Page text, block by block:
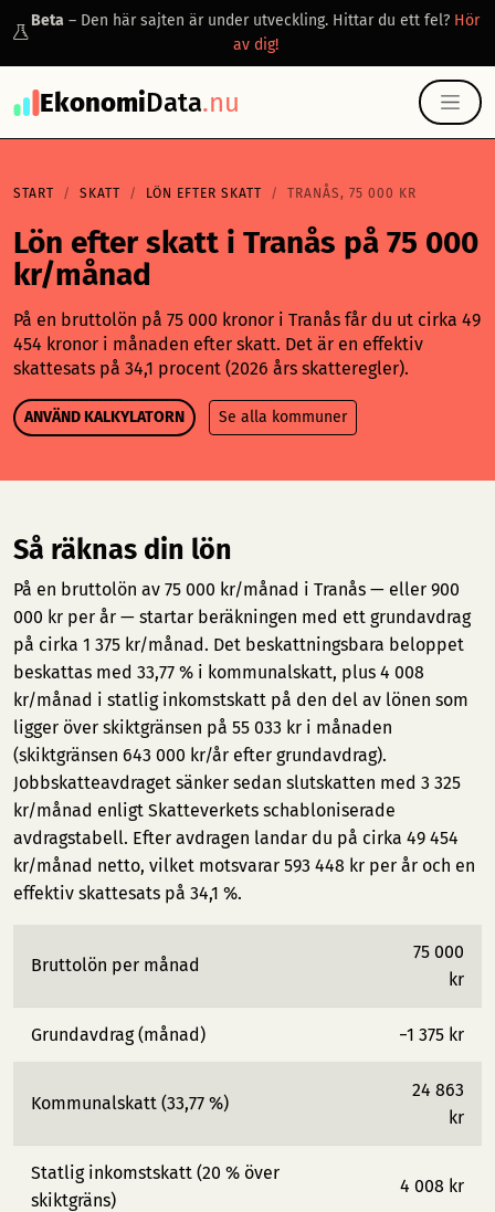
Beta – Den här sajten är under utveckling. Hittar du ett fel? Hör
av dig!
EkonomiData.nu
START SKATT LÖN EFTER SKATT TRANÅS, 75 000 KR
Lön efter skatt i Tranås på 75 000
kr/månad
På en bruttolön på 75 000 kronor i Tranås får du ut cirka 49
454 kronor i månaden efter skatt. Det är en effektiv
skattesats på 34,1 procent (2026 års skatteregler).
ANVÄND KALKYLATORN Se alla kommuner
Så räknas din lön
På en bruttolön av 75 000 kr/månad i Tranås — eller 900
000 kr per år — startar beräkningen med ett grundavdrag
på cirka 1 375 kr/månad. Det beskattningsbara beloppet
beskattas med 33,77 % i kommunalskatt, plus 4 008
kr/månad i statlig inkomstskatt på den del av lönen som
ligger över skiktgränsen på 55 033 kr i månaden
(skiktgränsen 643 000 kr/år efter grundavdrag).
Jobbskatteavdraget sänker sedan slutskatten med 3 325
kr/månad enligt Skatteverkets schabloniserade
avdragstabell. Efter avdragen landar du på cirka 49 454
kr/månad netto, vilket motsvarar 593 448 kr per år och en
effektiv skattesats på 34,1 %.
Bruttolön per månad
75 000
kr
Grundavdrag (månad) −1 375 kr
Kommunalskatt (33,77 %)
24 863
kr
Statlig inkomstskatt (20 % över
skiktgräns)
4 008 kr